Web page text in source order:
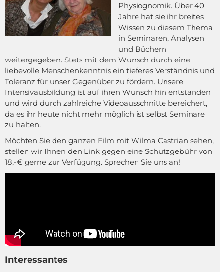
Physiognomik. Über 40
Jahre hat sie ihr breites
Wissen zu diesem Thema
in Seminaren, Analysen
und Büchern
weitergegeben. Stets mit dem Wunsch durch eine
liebevolle Menschenkenntnis ein tieferes Verständnis und
Toleranz für unser Gegenüber zu fördern. Unsere
Intensivausbildung ist auf ihren Wunsch hin entstanden
und wird durch zahlreiche Videoausschnitte bereichert,
da es ihr heute nicht mehr möglich ist selbst Seminare
zu halten.
Möchten Sie den ganzen Film mit Wilma Castrian sehen,
stellen wir Ihnen den Link gegen eine Schutzgebühr von
18,-€ gerne zur Verfügung. Sprechen Sie uns an!
Interessantes